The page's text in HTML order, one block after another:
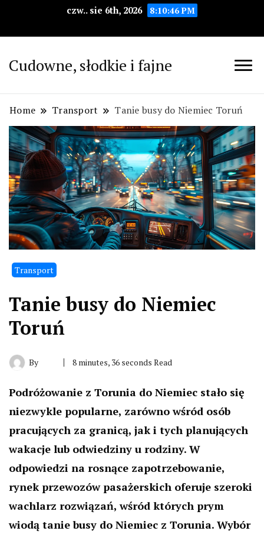
czw.. sie 6th, 2026 8:10:48 PM
Cudowne, słodkie i fajne
Home Transport Tanie busy do Niemiec Toruń
Transport
Tanie busy do Niemiec
Toruń
By 8 minutes, 36 seconds Read
Podróżowanie z Torunia do Niemiec stało się
niezwykle popularne, zarówno wśród osób
pracujących za granicą, jak i tych planujących
wakacje lub odwiedziny u rodziny. W
odpowiedzi na rosnące zapotrzebowanie,
rynek przewozów pasażerskich oferuje szeroki
wachlarz rozwiązań, wśród których prym
wiodą tanie busy do Niemiec z Torunia. Wybór